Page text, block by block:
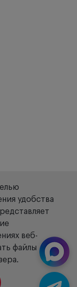
удобства
веб-
файлы